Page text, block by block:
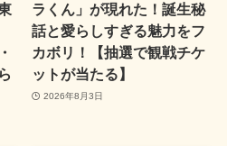
ラくん」が現れた！誕生秘
話と愛らしすぎる魅力をフ
カボリ！【抽選で観戦チケ
ットが当たる】
2026年8月3日